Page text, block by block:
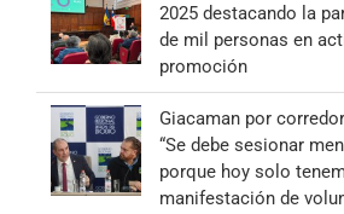
2025 destacando la
de mil personas en
promoción
Giacaman por
“Se debe sesionar
porque hoy solo
manifestación de